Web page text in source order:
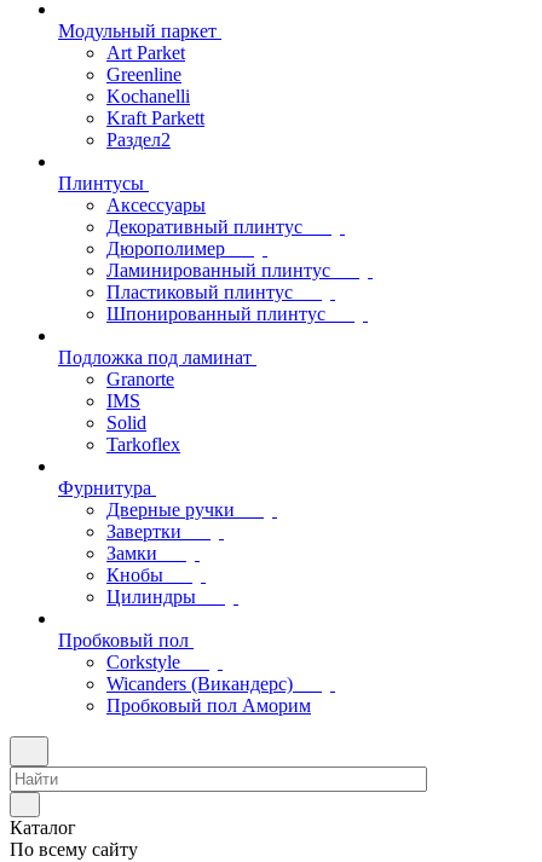
Модульный паркет
Art Parket
Greenline
Kochanelli
Kraft Parkett
Раздел2
Плинтусы
Аксессуары
Декоративный плинтус
Дюрополимер
Ламинированный плинтус
Пластиковый плинтус
Шпонированный плинтус
Подложка под ламинат
Granorte
IMS
Solid
Tarkoflex
Фурнитура
Дверные ручки
Завертки
Замки
Кнобы
Цилиндры
Пробковый пол
Corkstyle
Wicanders (Викандерс)
Пробковый пол Аморим
Каталог
По всему сайту